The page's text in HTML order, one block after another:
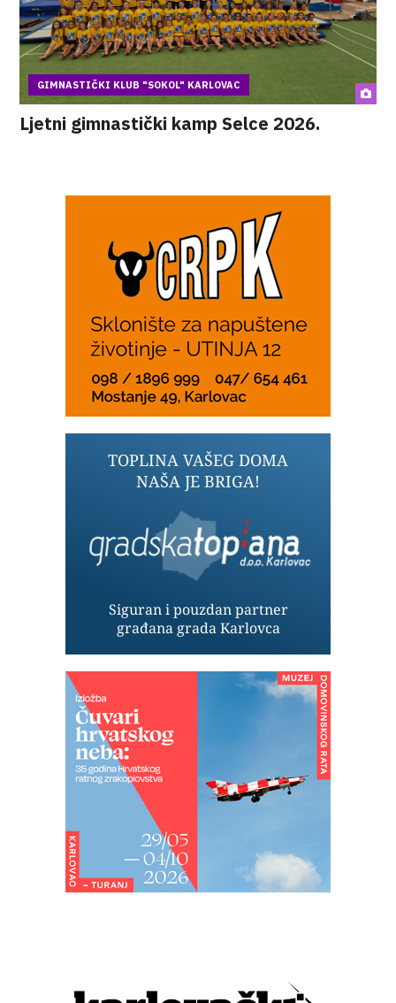
GIMNASTIČKI KLUB "SOKOL" KARLOVAC
Ljetni gimnastički kamp Selce 2026.